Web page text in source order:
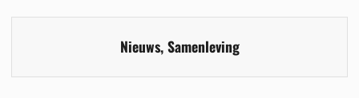
Nieuws,Samenleving